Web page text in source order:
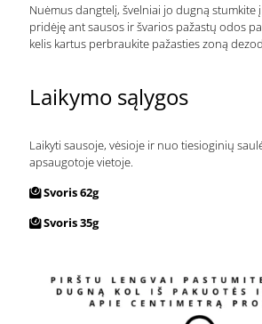
Nuėmus dangtelį, švelniai jo dugną stumkite
pridėję ant sausos ir švarios pažastų odos
kelis kartus perbraukite pažasties zoną
Laikymo sąlygos
Laikyti sausoje, vėsioje ir nuo tiesioginių
apsaugotoje vietoje.
Svoris 62g
Svoris 35g